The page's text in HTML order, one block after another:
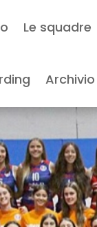
Le squadre
Archivio